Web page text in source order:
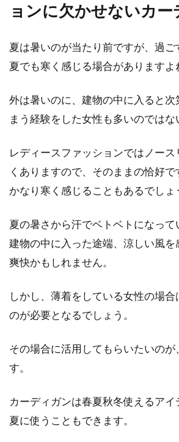
ニットアイテム
女性の上品な色
「色気のある○○」と形
よね。...
ダウンはヘルノ
ズコーデがさら
には、様々なブランド
も、高品...
シャツとニット
ンズコーデが今
シャツとニットのレイ
ョンに欠かせないカー
夏は暑いのが当たり前ですが、過
夏でも寒く感じる場合がありますよ
外は暑いのに、建物の中に入ると次
まう経験をした女性も多いのではな
レディースファッションではノース
くありますので、そのままの恰好
かなり寒く感じることもあるでしょ
夏の暑さから汗でベトベトになって
建物の中に入った途端、涼しい風を
爽快かもしれません。
しかし、薄着をしている女性の場
のが必要となるでしょう。
その場合に活用してもらいたいの
す。
カーディガンは春夏秋冬使えるア
夏に使うこともできます。